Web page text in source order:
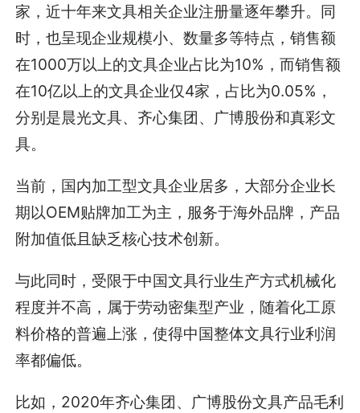
家，近十年来文具相关企业注册量逐年攀升。同
时，也呈现企业规模小、数量多等特点，销售额
在1000万以上的文具企业占比为10%，而销售额
在10亿以上的文具企业仅4家，占比为0.05%，
分别是晨光文具、齐心集团、广博股份和真彩文
具。
当前，国内加工型文具企业居多，大部分企业长
期以OEM贴牌加工为主，服务于海外品牌，产品
附加值低且缺乏核心技术创新。
与此同时，受限于中国文具行业生产方式机械化
程度并不高，属于劳动密集型产业，随着化工原
料价格的普遍上涨，使得中国整体文具行业利润
率都偏低。
比如，2020年齐心集团、广博股份文具产品毛利